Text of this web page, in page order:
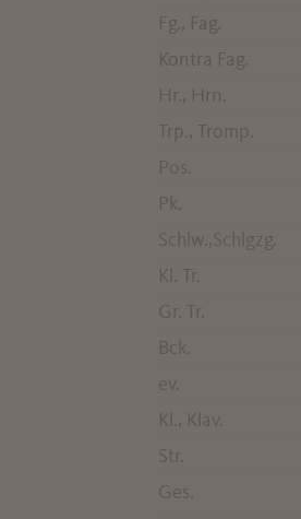
Fg., Fag.
Kontra Fag.
Hr., Hrn.
Trp., Tromp.
Pos.
Pk.
Schlw.,Schlgzg.
Kl. Tr.
Gr. Tr.
Bck.
ev.
Kl., Klav.
Str.
Ges.